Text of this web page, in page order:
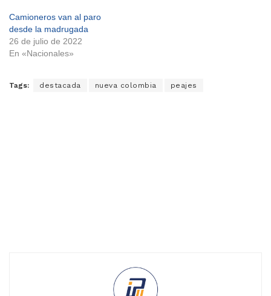
Camioneros van al paro
desde la madrugada
26 de julio de 2022
En «Nacionales»
Tags: destacada nueva colombia peajes